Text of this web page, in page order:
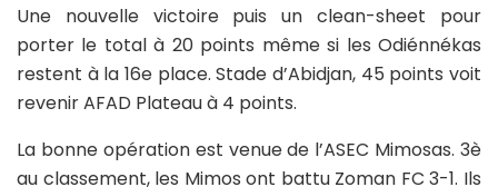
Une nouvelle victoire puis un clean-sheet pour
porter le total à 20 points même si les Odiénnékas
restent à la 16e place. Stade d’Abidjan, 45 points voit
revenir AFAD Plateau à 4 points.
La bonne opération est venue de l’ASEC Mimosas. 3è
au classement, les Mimos ont battu Zoman FC 3-1. Ils